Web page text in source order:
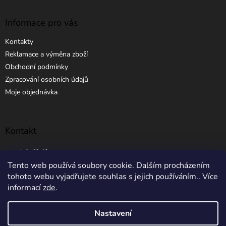
Tento web používá soubory cookie. Dalším procházením
tohoto webu vyjadřujete souhlas s jejich používáním.. Více
informacízde.
Nastavení
Informace pro vás
Kontakty
Reklamace a výměna zboží
Obchodní podmínky
Zpracování osobních údajů
Moje objednávka
Kontakt
info @ elibros.cz
+420 734 184 444